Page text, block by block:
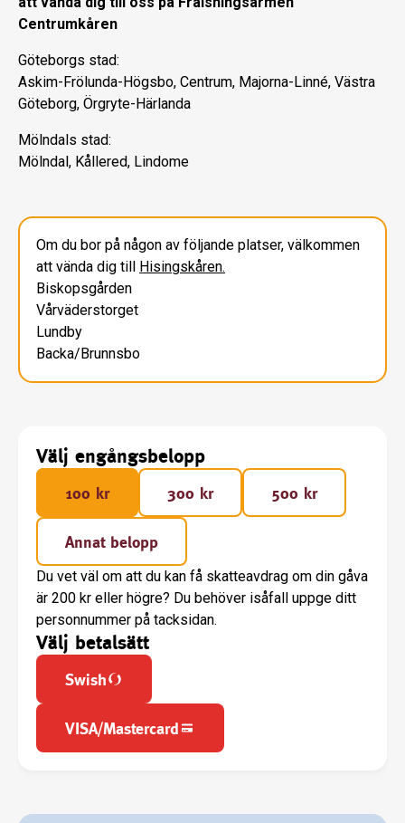
Centrumkåren
Göteborgs stad:
Askim-Frölunda-Högsbo, Centrum, Majorna-Linné, Västra
Göteborg, Örgryte-Härlanda
Mölndals stad:
Mölndal, Kållered, Lindome
Om du bor på någon av följande platser, välkommen
att vända dig till
Hisingskåren.
Biskopsgården
Vårväderstorget
Lundby
Backa/Brunnsbo
Välj engångsbelopp
100 kr 300 kr 500 kr
Annat belopp
Du vet väl om att du kan få skatteavdrag om din gåva
är 200 kr eller högre? Du behöver isåfall uppge ditt
personnummer på tacksidan.
Välj betalsätt
Swish
VISA/Mastercard